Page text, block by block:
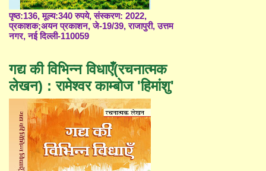
पृष्ठ:136, मूल्य:340 रुपये, संस्करण: 2022,
प्रकाशक;अयन प्रकाशन, जे-19/39, राजापुरी, उत्तम
नगर, नई दिल्ली-110059
गद्य की विभिन्न विधाएँ(रचनात्मक
लेखन) : रामेश्वर काम्बोज 'हिमांशु'